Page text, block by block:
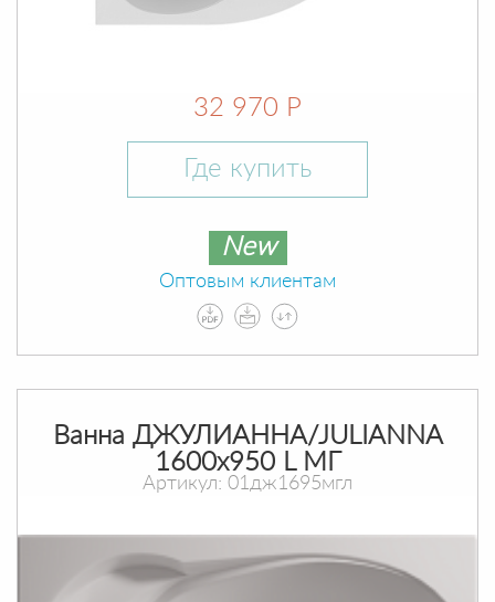
32 970 Р
Где купить
New
Оптовым клиентам
Ванна ДЖУЛИАННА/JULIANNA
1600х950 L МГ
Артикул: 01дж1695мгл